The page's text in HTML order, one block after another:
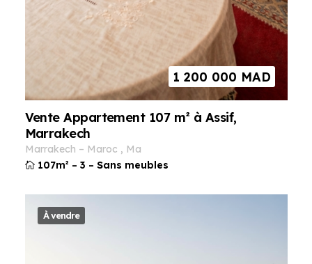
1 200 000 MAD
Vente Appartement 107 m² à Assif,
Marrakech
marrakech – maroc ,
ma
107m² – 3 – Sans meubles
À vendre